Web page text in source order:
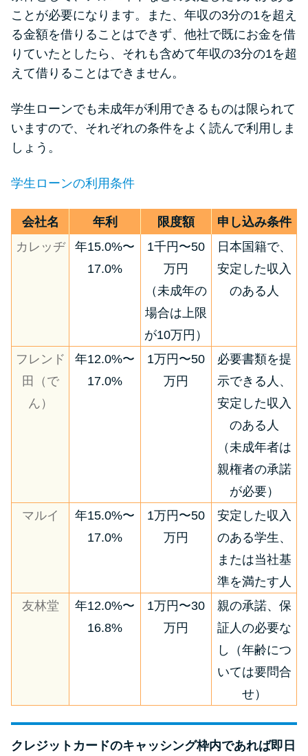
ことが必要になります。また、年収の3分の1を超え
る金額を借りることはできず、他社で既にお金を借
りていたとしたら、それも含めて年収の3分の1を超
えて借りることはできません。
学生ローンでも未成年が利用できるものは限られて
いますので、それぞれの条件をよく読んで利用しま
しょう。
学生ローンの利用条件
会社名 年利 限度額
申し込み条件
カレッヂ
年15.0%〜
17.0%
1千円〜50
万円
（未成年の
場合は上限
が10万円）
日本国籍で、
安定した収入
のある人
フレンド
田（で
ん）
年12.0%〜
17.0%
1万円〜50
万円
必要書類を提
示できる人、
安定した収入
のある人
（未成年者は
親権者の承諾
が必要）
マルイ
年15.0%〜
17.0%
1万円〜50
万円
安定した収入
のある学生、
または当社基
準を満たす人
友林堂
年12.0%〜
16.8%
1万円〜30
万円
親の承諾、保
証人の必要な
し（年齢につ
いては要問合
せ）
クレジットカードのキャッシング枠内であれば即日